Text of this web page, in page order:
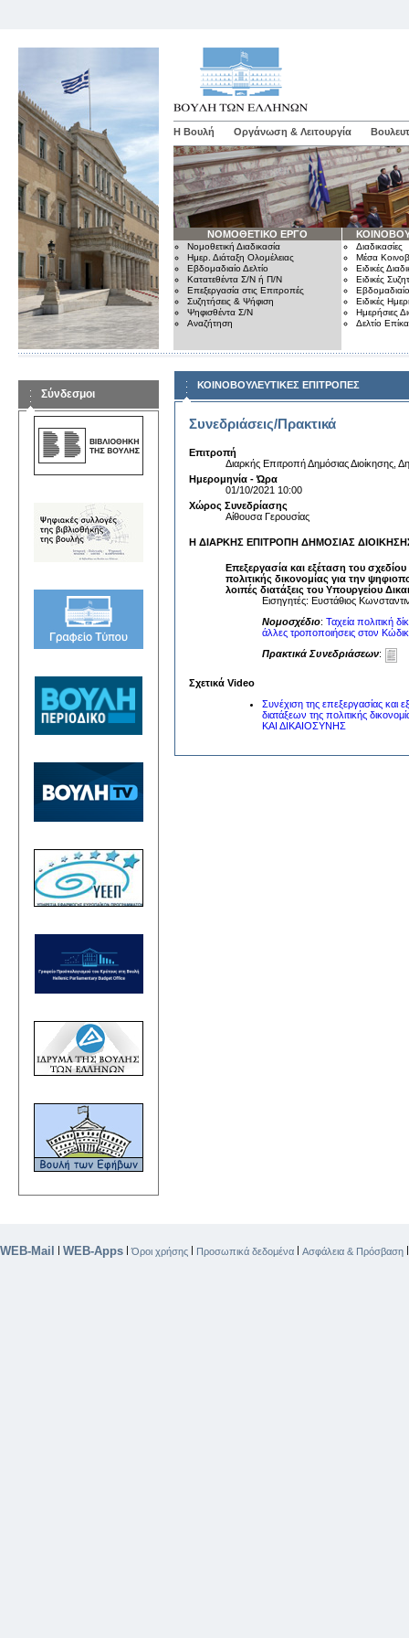
Η Βουλή Οργάνωση & Λειτουργία
ΝΟΜΟΘΕΤΙΚΟ ΕΡΓΟ
Νομοθετική Διαδικασία
Ημερ. Διάταξη Ολομέλειας
Εβδομαδιαίο Δελτίο
Κατατεθέντα Σ/Ν ή Π/Ν
Επεξεργασία στις Επιτροπές
Συζητήσεις & Ψήφιση
Ψηφισθέντα Σ/Ν
Αναζήτηση
Διαδικασίες
Μέσα
Ειδικές
Ειδικές
Εβδομαδιαίο
Ειδικές
Ημερήσιες
Δελτίο
Σύνδεσμοι
ΚΟΙΝΟΒΟΥΛΕΥΤΙΚΕΣ ΕΠΙΤΡΟΠΕΣ
Συνεδριάσεις/Πρακτικά
Επιτροπή
Διαρκής Επιτροπή Δημόσιας Διοίκησης,
Ημερομηνία - Ώρα
01/10/2021 10:00
Χώρος Συνεδρίασης
Αίθουσα Γερουσίας
Η ΔΙΑΡΚΗΣ ΕΠΙΤΡΟΠΗ ΔΗΜΟΣΙΑΣ
Επεξεργασία και εξέταση του
πολιτικής δικονομίας για την
λοιπές διατάξεις του Υπουργείου
Εισηγητές: Ευστάθιος
Νομοσχέδιο: Ταχεία πολιτική
άλλες τροποποιήσεις στον
Πρακτικά Συνεδριάσεων:
Σχετικά Video
Συνέχιση της επεξεργασίας και
διατάξεων της πολιτικής
ΚΑΙ ΔΙΚΑΙΟΣΥΝΗΣ
WEB-Mail WEB-Apps |Όροι χρήσης Προσωπικά δεδομένα Ασφάλεια & Πρόσβαση